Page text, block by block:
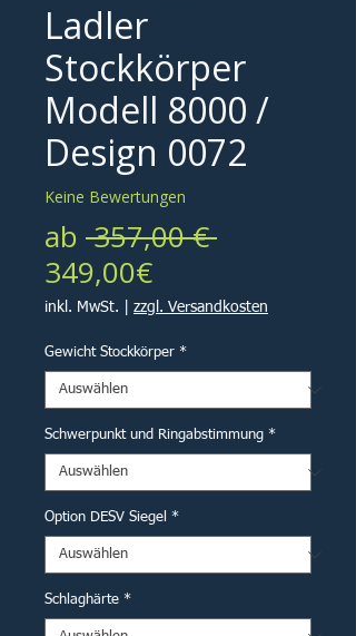
Ladler
Stockkörper
Modell 8000 /
Design 0072
Keine Bewertungen
ab 357,00 €
349,00€Sale-
Preis
inkl. MwSt. zzgl. Versandkosten
Gewicht Stockkörper *
Schwerpunkt und Ringabstimmung *
Option DESV Siegel *
Schlaghärte *